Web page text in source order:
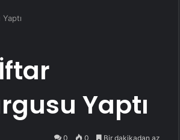
Yaptı
0 0 Bir dakikadan az